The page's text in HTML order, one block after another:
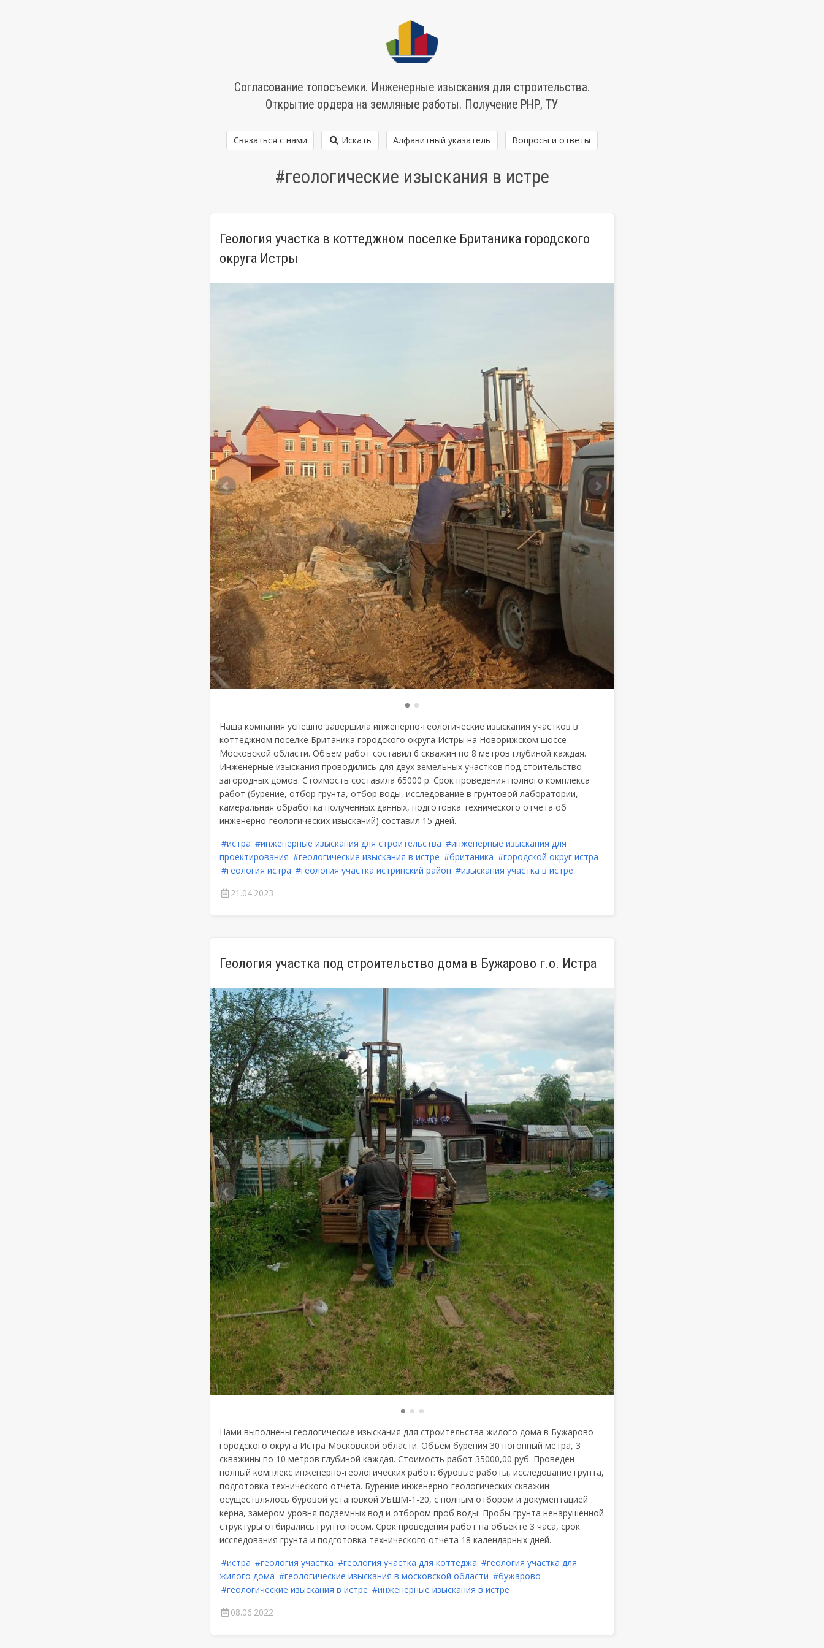
Согласование топосъемки. Инженерные изыскания для строительства.
Открытие ордера на земляные работы. Получение РНР, ТУ
Связаться с нами Искать Алфавитный указатель Вопросы и ответы
#геологические изыскания в истре
Геология участка в коттеджном поселке Британика городского
округа Истры
Наша компания успешно завершила инженерно-геологические изыскания участков в
коттеджном поселке Британика городского округа Истры на Новорижском шоссе
Московской области. Объем работ составил 6 скважин по 8 метров глубиной каждая.
Инженерные изыскания проводились для двух земельных участков под стоительство
загородных домов. Стоимость составила 65000 р. Срок проведения полного комплекса
работ (бурение, отбор грунта, отбор воды, исследование в грунтовой лаборатории,
камеральная обработка полученных данных, подготовка технического отчета об
инженерно-геологических изысканий) составил 15 дней.
#истра #инженерные изыскания для строительства #инженерные изыскания для
проектирования #геологические изыскания в истре #британика #городской округ истра
#геология истра #геология участка истринский район #изыскания участка в истре
21.04.2023
Геология участка под строительство дома в Бужарово г.о. Истра
Нами выполнены геологические изыскания для строительства жилого дома в Бужарово
городского округа Истра Московской области. Объем бурения 30 погонный метра, 3
скважины по 10 метров глубиной каждая. Стоимость работ 35000,00 руб. Проведен
полный комплекс инженерно-геологических работ: буровые работы, исследование грунта,
подготовка технического отчета. Бурение инженерно-геологических скважин
осуществлялось буровой установкой УБШМ-1-20, с полным отбором и документацией
керна, замером уровня подземных вод и отбором проб воды. Пробы грунта ненарушенной
структуры отбирались грунтоносом. Срок проведения работ на объекте 3 часа, срок
исследования грунта и подготовка технического отчета 18 календарных дней.
#истра #геология участка #геология участка для коттеджа #геология участка для
жилого дома #геологические изыскания в московской области #бужарово
#геологические изыскания в истре #инженерные изыскания в истре
08.06.2022